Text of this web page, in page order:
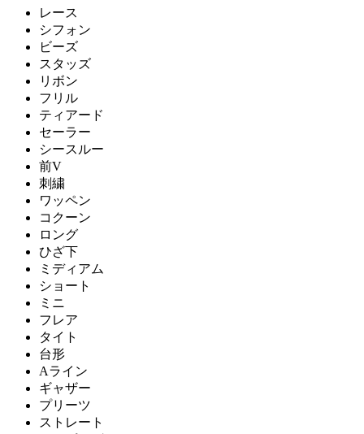
レース
シフォン
ビーズ
スタッズ
リボン
フリル
ティアード
セーラー
シースルー
前V
刺繍
ワッペン
コクーン
ロング
ひざ下
ミディアム
ショート
ミニ
フレア
タイト
台形
Aライン
ギャザー
プリーツ
ストレート